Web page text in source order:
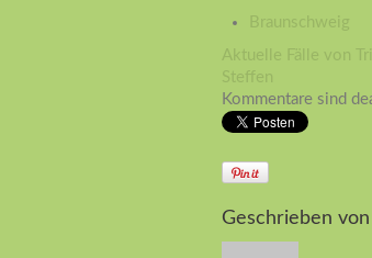
Braunschweig
Aktuelle Fälle von
Steffen
Kommentare sind
Geschrieben von